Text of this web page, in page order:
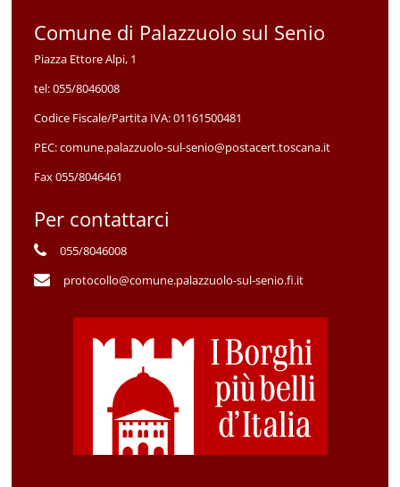
Comune di Palazzuolo sul Senio
Piazza Ettore Alpi, 1
tel:055/8046008
Codice Fiscale/Partita IVA:01161500481
PEC:comune.palazzuolo-sul-senio@postacert.toscana.it
Fax 055/8046461
Per contattarci
055/8046008
protocollo@comune.palazzuolo-sul-senio.fi.it